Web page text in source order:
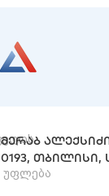
უფლება
ᲛᲔᲠᲐᲑ
0193,